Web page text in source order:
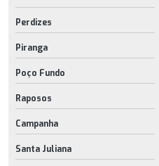
Perdizes
Piranga
Poço Fundo
Raposos
Campanha
Santa Juliana